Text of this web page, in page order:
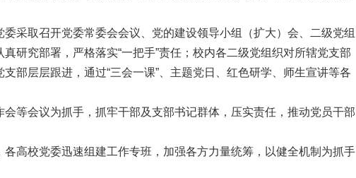
采取召开党委常委会会议、党的建设领导小组（扩大）会、二级党组
研究部署，严格落实“一把手”责任；校内各二级党组织对所辖党支部
部层层跟进，通过“三会一课”、主题党日、红色研学、师生宣讲等各
等会议为抓手，抓牢干部及支部书记群体，压实责任，推动党员干部
高校党委迅速组建工作专班，加强各方力量统筹，以健全机制为抓手